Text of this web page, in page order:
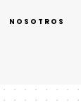
NOSOTROS